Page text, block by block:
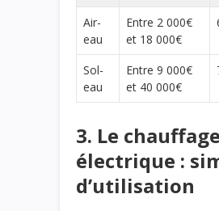
Air-
eau
Entre 2 000€
et 18 000€
Sol-
eau
Entre 9 000€
et 40 000€
3. Le chauffage
électrique :
d’utilisation